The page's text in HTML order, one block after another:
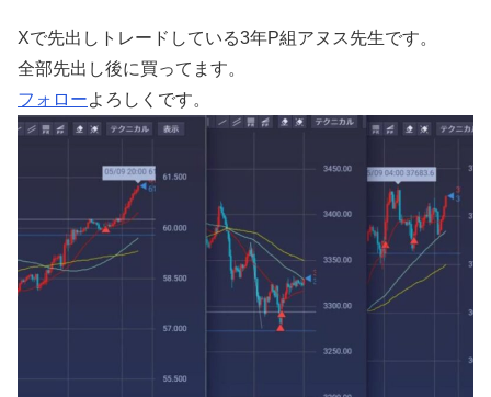
Xで先出しトレードしている3年P組アヌス先生です。
全部先出し後に買ってます。
フォローよろしくです。